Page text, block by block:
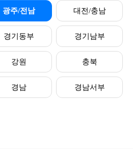
광주/전남 대전/충남
경기동부 경기남부
강원 충북
경남 경남서부